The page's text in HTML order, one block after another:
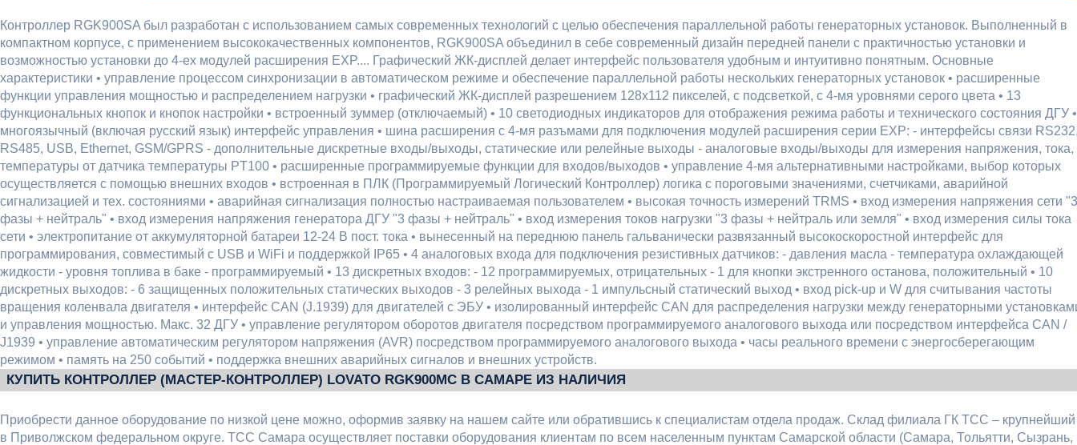
Контроллер RGK900SA был разработан с использованием самых современных технологий с целью обеспечения параллельной работы генераторных установок. Выполненный в
компактном корпусе, с применением высококачественных компонентов, RGK900SA объединил в себе современный дизайн передней панели с практичностью установки и
возможностью установки до 4-ех модулей расширения EXP.... Графический ЖК-дисплей делает интерфейс пользователя удобным и интуитивно понятным. Основные
характеристики • управление процессом синхронизации в автоматическом режиме и обеспечение параллельной работы нескольких генераторных установок • расширенные
функции управления мощностью и распределением нагрузки • графический ЖК-дисплей разрешением 128x112 пикселей, с подсветкой, с 4-мя уровнями серого цвета • 13
функциональных кнопок и кнопок настройки • встроенный зуммер (отключаемый) • 10 светодиодных индикаторов для отображения режима работы и технического состояния ДГУ •
многоязычный (включая русский язык) интерфейс управления • шина расширения с 4-мя разъмами для подключения модулей расширения серии EXP: - интерфейсы связи
RS485, USB, Ethernet, GSM/GPRS - дополнительные дискретные входы/выходы, статические или релейные выходы - аналоговые входы/выходы для измерения напряжения, тока,
температуры от датчика температуры PT100 • расширенные программируемые функции для входов/выходов • управление 4-мя альтернативными настройками, выбор которых
осуществляется с помощью внешних входов • встроенная в ПЛК (Программируемый Логический Контроллер) логика с пороговыми значениями, счетчиками, аварийной
сигнализацией и тех. состояниями • аварийная сигнализация полностью настраиваемая пользователем • высокая точность измерений TRMS • вход измерения напряжения сети "3
фазы + нейтраль" • вход измерения напряжения генератора ДГУ "3 фазы + нейтраль" • вход измерения токов нагрузки "3 фазы + нейтраль или земля" • вход измерения силы тока
сети • электропитание от аккумуляторной батареи 12-24 В пост. тока • вынесенный на переднюю панель гальванически развязанный высокоскоростной интерфейс для
программирования, совместимый с USB и WiFi и поддержкой IP65 • 4 аналоговых входа для подключения резистивных датчиков: - давления масла - температура охлаждающей
жидкости - уровня топлива в баке - программируемый • 13 дискретных входов: - 12 программируемых, отрицательных - 1 для кнопки экстренного останова, положительный • 10
дискретных выходов: - 6 защищенных положительных статических выходов - 3 релейных выхода - 1 импульсный статический выход • вход pick-up и W для считывания частоты
вращения коленвала двигателя • интерфейс CAN (J.1939) для двигателей с ЭБУ • изолированный интерфейс CAN для распределения нагрузки между генераторными
и управления мощностью. Макс. 32 ДГУ • управление регулятором оборотов двигателя посредством программируемого аналогового выхода или посредством интерфейса CAN /
J1939 • управление автоматическим регулятором напряжения (AVR) посредством программируемого аналогового выхода • часы реального времени с энергосберегающим
режимом • память на 250 событий • поддержка внешних аварийных сигналов и внешних устройств.
КУПИТЬ КОНТРОЛЛЕР (МАСТЕР-КОНТРОЛЛЕР) LOVATO RGK900MC В САМАРЕ ИЗ НАЛИЧИЯ
Приобрести данное оборудование по низкой цене можно, оформив заявку на нашем сайте или обратившись к специалистам отдела продаж. Склад филиала ГК ТСС – крупнейший
в Приволжском федеральном округе. ТСС Самара осуществляет поставки оборудования клиентам по всем населенным пунктам Самарской области (Самара, Тольятти, Сызрань,